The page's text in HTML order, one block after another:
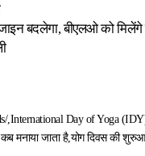
बदलेगा, बीएलओ को मिलेंगे
International Day of Yoga
मनाया जाता है योग दिवस की